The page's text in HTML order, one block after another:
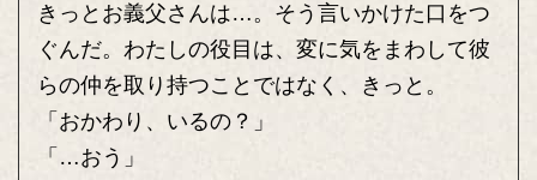
きっとお義父さんは…。そう言いかけた口をつ
ぐんだ。わたしの役目は、変に気をまわして彼
らの仲を取り持つことではなく、きっと。
「おかわり、いるの？」
「…おう」